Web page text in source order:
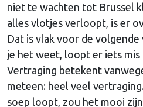
niet te wachten tot Brussel
alles vlotjes verloopt, is er
Dat is vlak voor de
je het weet, loopt er iets mis
Vertraging betekent
meteen: heel veel
soep loopt, zou het mooi